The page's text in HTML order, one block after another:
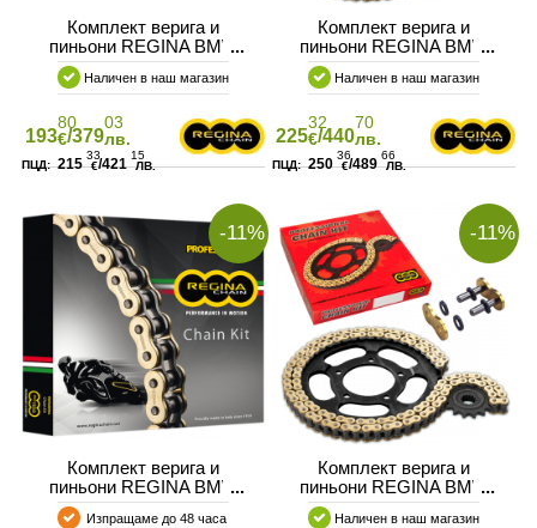
Комплект верига и
пиньони REGINA BMW
F800 GS 08-10
Наличен в наш магазин
193
80
€/379
03
лв.
215
33
€/421
15
ЛВ.
Комплект верига и
пиньони REGINA BMW
F800 R 8.5MM BOLTS
Наличен в наш магазин
225
32
€/440
70
лв.
250
36
€/489
66
ЛВ.
-11%
Комплект верига и
пиньони REGINA BMW
S1000 R
Изпращаме до 48 часа
-11%
Комплект верига и
пиньони REGINA BMW
S1000 RR 08-11
Наличен в наш магазин